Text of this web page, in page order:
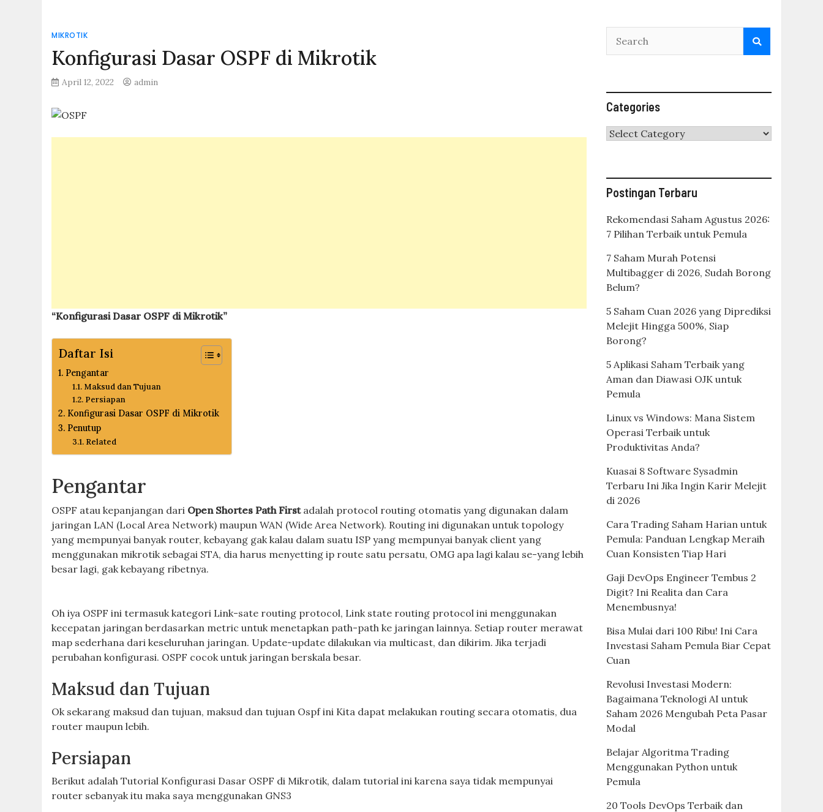
MIKROTIK
Konfigurasi Dasar OSPF di Mikrotik
April 12, 2022 admin
“Konfigurasi Dasar OSPF di Mikrotik”
Daftar Isi
Pengantar
Maksud dan Tujuan
Persiapan
Konfigurasi Dasar OSPF di Mikrotik
Penutup
Related
Pengantar
OSPF atau kepanjangan dari Open Shortes Path Firstadalah protocol routing otomatis yang digunakan dalam
jaringan LAN (Local Area Network) maupun WAN (Wide Area Network). Routing ini digunakan untuk topology
yang mempunyai banyak router, kebayang gak kalau dalam suatu ISP yang mempunyai banyak client yang
menggunakan mikrotik sebagai STA, dia harus menyetting ip route satu persatu, OMG apa lagi kalau se-yang lebih
besar lagi, gak kebayang ribetnya.
Oh iya OSPF ini termasuk kategori Link-sate routing protocol, Link state routing protocol ini menggunakan
kecepatan jaringan berdasarkan metric untuk menetapkan path-path ke jaringan lainnya. Setiap router merawat
map sederhana dari keseluruhan jaringan. Update-update dilakukan via multicast, dan dikirim. Jika terjadi
perubahan konfigurasi. OSPF cocok untuk jaringan berskala besar.
Maksud dan Tujuan
Ok sekarang maksud dan tujuan, maksud dan tujuan Ospf ini Kita dapat melakukan routing secara otomatis, dua
router maupun lebih.
Persiapan
Berikut adalah Tutorial Konfigurasi Dasar OSPF di Mikrotik, dalam tutorial ini karena saya tidak mempunyai
router sebanyak itu maka saya menggunakan GNS3
Categories
Categories
Postingan Terbaru
Rekomendasi Saham Agustus 2026:
7 Pilihan Terbaik untuk Pemula
7 Saham Murah Potensi
Multibagger di 2026, Sudah Borong
Belum?
5 Saham Cuan 2026 yang Diprediksi
Melejit Hingga 500%, Siap
Borong?
5 Aplikasi Saham Terbaik yang
Aman dan Diawasi OJK untuk
Pemula
Linux vs Windows: Mana Sistem
Operasi Terbaik untuk
Produktivitas Anda?
Kuasai 8 Software Sysadmin
Terbaru Ini Jika Ingin Karir Melejit
di 2026
Cara Trading Saham Harian untuk
Pemula: Panduan Lengkap Meraih
Cuan Konsisten Tiap Hari
Gaji DevOps Engineer Tembus 2
Digit? Ini Realita dan Cara
Menembusnya!
Bisa Mulai dari 100 Ribu! Ini Cara
Investasi Saham Pemula Biar Cepat
Cuan
Revolusi Investasi Modern:
Bagaimana Teknologi AI untuk
Saham 2026 Mengubah Peta Pasar
Modal
Belajar Algoritma Trading
Menggunakan Python untuk
Pemula
20 Tools DevOps Terbaik dan